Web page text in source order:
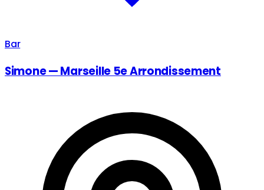
Bar
Simone — Marseille 5e Arrondissement